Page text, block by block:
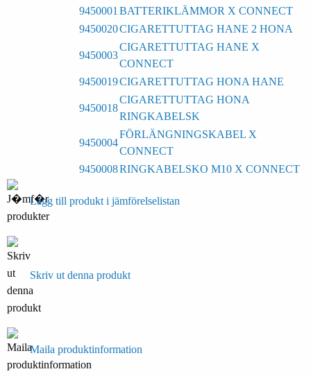
9450001 BATTERIKLÄMMOR X CONNECT
9450020CIGARETTUTTAG HANE 2 HONA
9450003
CIGARETTUTTAG HANE X
CONNECT
9450019CIGARETTUTTAG HONA HANE
9450018
CIGARETTUTTAG HONA
RINGKABELSK
9450004
FÖRLÄNGNINGSKABEL X
CONNECT
9450008RINGKABELSKO M10 X CONNECT
Lägg till produkt i jämförelselistan
Skriv ut denna produkt
Maila produktinformation